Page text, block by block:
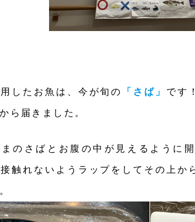
したお魚は、今が旬の 「さば」 です
ら届きました。
のさばとお腹の中が見えるように
触れないようラップをしてその上か